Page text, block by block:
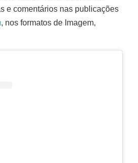
e comentários nas publicações
, nos formatos de Imagem,